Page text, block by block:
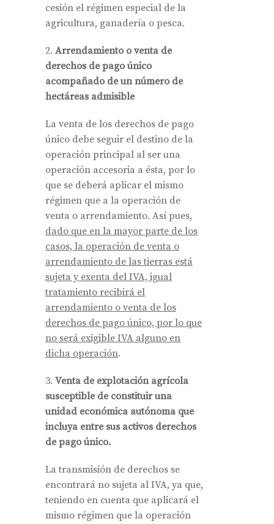
cesión el régimen especial de la
agricultura, ganadería o pesca.
Arrendamiento o venta de
derechos de pago único
acompañado de un número de
hectáreas admisible
La venta de los derechos de pago
único debe seguir el destino de la
operación principal al ser una
operación accesoria a ésta, por lo
que se deberá aplicar el mismo
régimen que a la operación de
venta o arrendamiento. Así pues,
dado que en la mayor parte de los
casos, la operación de venta o
arrendamiento de las tierras está
sujeta y exenta del IVA, igual
tratamiento recibirá el
arrendamiento o venta de los
derechos de pago único, por lo que
no será exigible IVA alguno en
dicha operación.
Venta de explotación agrícola
susceptible de constituir una
unidad económica autónoma que
incluya entre sus activos derechos
de pago único.
La transmisión de derechos se
encontrará no sujeta al IVA, ya que,
teniendo en cuenta que aplicará el
mismo régimen que la operación